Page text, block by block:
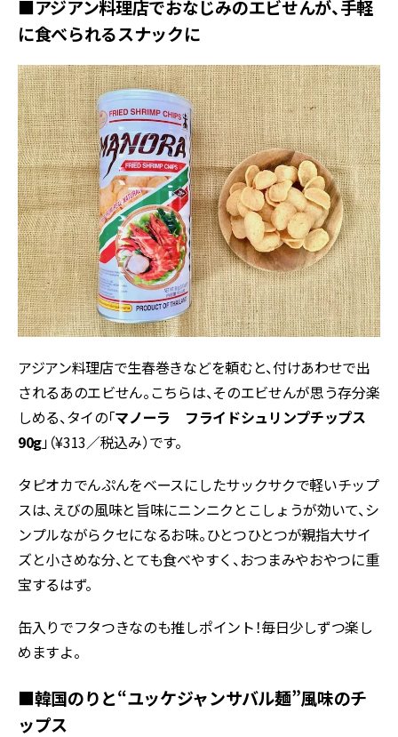
■アジアン料理店でおなじみのエビせんが、手軽
に食べられるスナックに
アジアン料理店で生春巻きなどを頼むと、付けあわせで出
されるあのエビせん。こちらは、そのエビせんが思う存分楽
しめる、タイの「マノーラ フライドシュリンプチップス
90g」（¥313／税込み）です。
タピオカでんぷんをベースにしたサックサクで軽いチップ
スは、えびの風味と旨味にニンニクとこしょうが効いて、シ
ンプルながらクセになるお味。ひとつひとつが親指大サイ
ズと小さめな分、とても食べやすく、おつまみやおやつに重
宝するはず。
缶入りでフタつきなのも推しポイント！毎日少しずつ楽し
めますよ。
■韓国のりと“ユッケジャンサバル麺”風味のチ
ップス